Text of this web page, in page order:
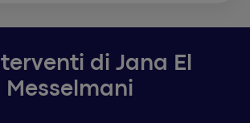
di Jana El
Messelmani